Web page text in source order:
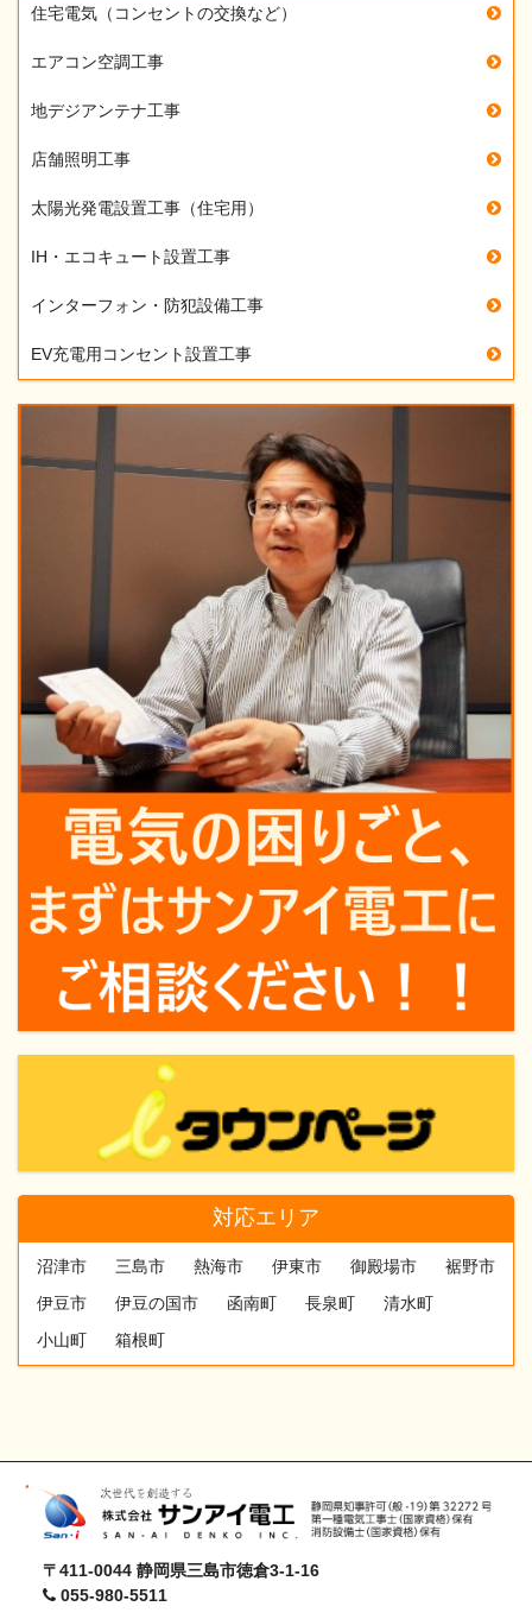
住宅電気（コンセントの交換など）
エアコン空調工事
地デジアンテナ工事
店舗照明工事
太陽光発電設置工事（住宅用）
IH・エコキュート設置工事
インターフォン・防犯設備工事
EV充電用コンセント設置工事
対応エリア
沼津市 三島市 熱海市 伊東市 御殿場市
裾野市
伊豆市
伊豆の国市 函南町 長泉町
清水町
小山町
箱根町
〒411-0044 静岡県三島市徳倉3-1-16
055-980-5511